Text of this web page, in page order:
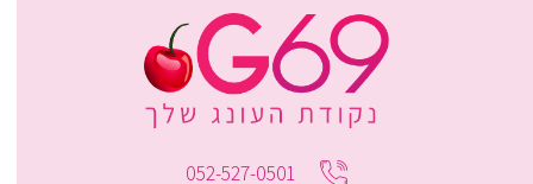
052-527-0501